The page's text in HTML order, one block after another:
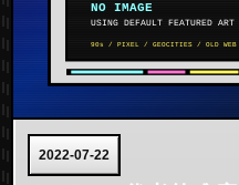
2022-07-22